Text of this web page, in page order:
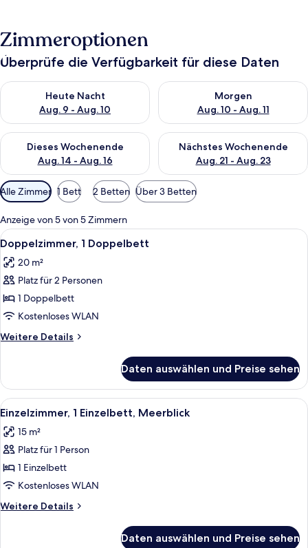
Zimmeroptionen
Überprüfe die Verfügbarkeit für diese Daten
Heute Nacht
Aug. 9 - Aug. 10
Überprüfe die Verfügbarkeit für heute Nacht, Aug. 9 - Aug.
Morgen
Aug. 10 - Aug. 11
Überprüfe die Verfügbarkeit
Dieses Wochenende
Aug. 14 - Aug. 16
Überprüfe die Verfügbarkeit für dieses Wochenende, Aug. 14
Nächstes Wochenende
Aug. 21 - Aug. 23
Überprüfe die Verfügbarkeit
Verfügbare
Filter
für
Zimmer
Alle Zimmer 1 Bett 2 Betten Über 3 Betten
Anzeige von 5 von 5 Zimmern
Alle
Fotos
für
Doppelzimmer,
1
Doppelbett
anzeigen
Ein ordentlich bezogenes Bett mit
4
Doppelzimmer, 1 Doppelbett
20 m²
Platz für 2 Personen
1 Doppelbett
Kostenloses WLAN
Weitere Details
Weitere
1
Doppelbett
Daten auswählen und Preise sehen
Alle
Fotos
für
Einzelzimmer,
1 Einzelbett,
Meerblick
anzeigen
Ein Schlafzimmer mit Bett,
2
Einzelzimmer, 1 Einzelbett, Meerblick
15 m²
Platz für 1 Person
1 Einzelbett
Kostenloses WLAN
Weitere Details
Weitere
Daten auswählen und Preise sehen